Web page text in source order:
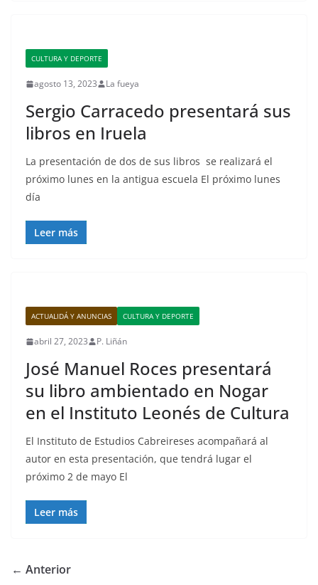
CULTURA Y DEPORTE
agosto 13, 2023 La fueya
Sergio Carracedo presentará sus
libros en Iruela
La presentación de dos de sus libros se realizará el
próximo lunes en la antigua escuela El próximo lunes
día
Leer más
ACTUALIDÁ Y ANUNCIAS CULTURA Y DEPORTE
abril 27, 2023 P. Liñán
José Manuel Roces presentará
su libro ambientado en Nogar
en el Instituto Leonés de Cultura
El Instituto de Estudios Cabreireses acompañará al
autor en esta presentación, que tendrá lugar el
próximo 2 de mayo El
Leer más
← Anterior